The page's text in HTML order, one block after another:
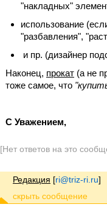
"накладных"
использование
"разбавления",
и пр. (дизайнер
Наконец, прокат (а не
тоже самое, что
С Уважением,
[Нет ответов на это
Редакция [ri@triz-ri.ru]